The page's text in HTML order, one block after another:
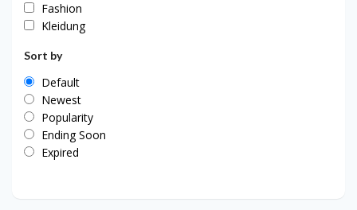
Fashion
Kleidung
Sort by
Default
Newest
Popularity
Ending Soon
Expired